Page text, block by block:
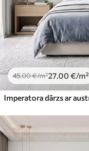
45.00€/m²27 .00 €/m²